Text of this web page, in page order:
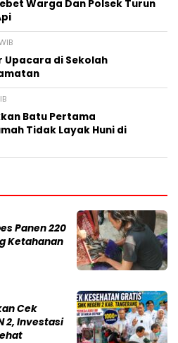
Warga Dan Polsek Turun
di Sekolah
Batu Pertama
Tidak Layak Huni di
Panen 220
Ketahanan
Cek
2, Investasi